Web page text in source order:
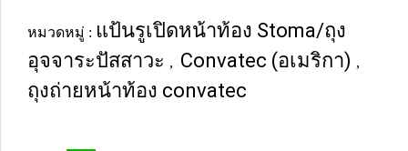
หมวดหมู่ : แป้นรูเปิดหน้าท้อง Stoma/ถุง
อุจจาระปัสสาวะ , Convatec (อเมริกา) ,
ถุงถ่ายหน้าท้อง convatec